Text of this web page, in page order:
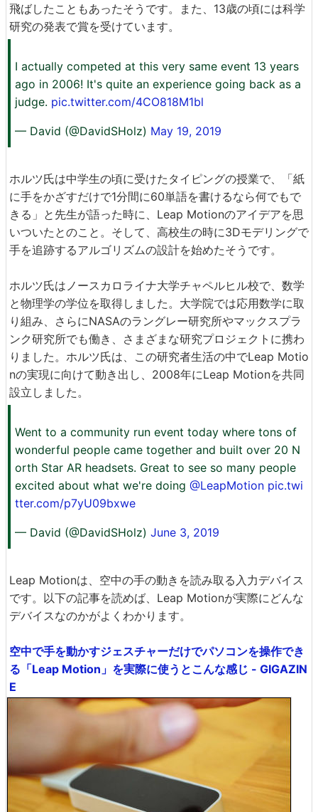
飛ばしたこともあったそうです。また、13歳の頃には科学
研究の発表で賞を受けています。
I actually competed at this very same event 13 years
ago in 2006! It's quite an experience going back as a
judge. pic.twitter.com/4CO818M1bl
— David (@DavidSHolz) May 19, 2019
ホルツ氏は中学生の頃に受けたタイピングの授業で、「紙
に手をかざすだけで1分間に60単語を書けるなら何でもで
きる」と先生が語った時に、Leap Motionのアイデアを思
いついたとのこと。そして、高校生の時に3Dモデリングで
手を追跡するアルゴリズムの設計を始めたそうです。
ホルツ氏はノースカロライナ大学チャペルヒル校で、数学
と物理学の学位を取得しました。大学院では応用数学に取
り組み、さらにNASAのラングレー研究所やマックスプラ
ンク研究所でも働き、さまざまな研究プロジェクトに携わ
りました。ホルツ氏は、この研究者生活の中でLeap Motio
nの実現に向けて動き出し、2008年にLeap Motionを共同
設立しました。
Went to a community run event today where tons of
wonderful people came together and built over 20 N
orth Star AR headsets. Great to see so many people
excited about what we're doing @LeapMotion pic.twi
tter.com/p7yU09bxwe
— David (@DavidSHolz) June 3, 2019
Leap Motionは、空中の手の動きを読み取る入力デバイス
です。以下の記事を読めば、Leap Motionが実際にどんな
デバイスなのかがよくわかります。
空中で手を動かすジェスチャーだけでパソコンを操作でき
る「Leap Motion」を実際に使うとこんな感じ - GIGAZIN
E